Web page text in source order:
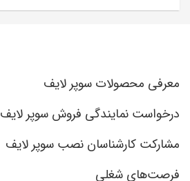
معرفی محصولات سوپر لایف
درخواست نمایندگی فروش سوپر لایف
مشارکت کارشناسان نصب سوپر لایف
فرصت‌های شغلی